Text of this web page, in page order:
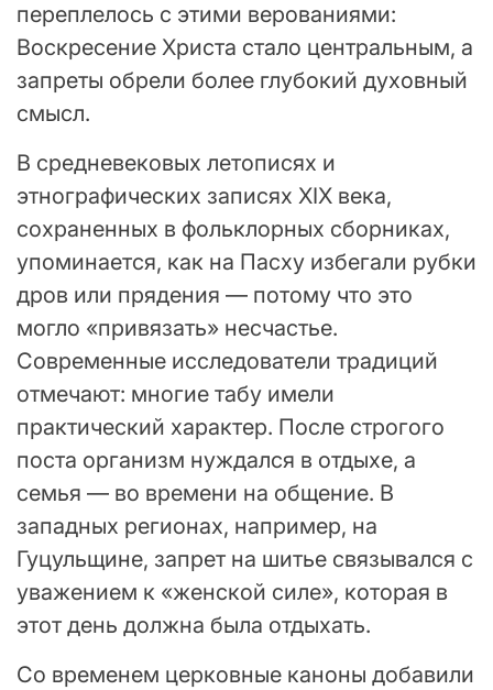
переплелось с этими верованиями:
Воскресение Христа стало центральным, а
запреты обрели более глубокий духовный
смысл.
В средневековых летописях и
этнографических записях XIX века,
сохраненных в фольклорных сборниках,
упоминается, как на Пасху избегали рубки
дров или прядения — потому что это
могло «привязать» несчастье.
Современные исследователи традиций
отмечают: многие табу имели
практический характер. После строгого
поста организм нуждался в отдыхе, а
семья — во времени на общение. В
западных регионах, например, на
Гуцульщине, запрет на шитье связывался с
уважением к «женской силе», которая в
этот день должна была отдыхать.
Со временем церковные каноны добавили